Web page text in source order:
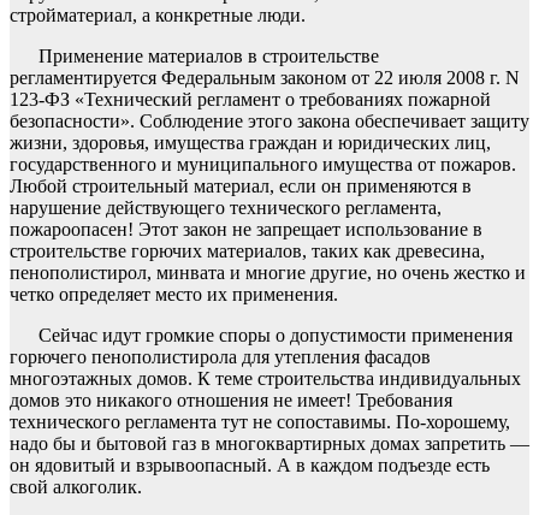
стройматериал, а конкретные люди.
Применение материалов в строительстве
регламентируется Федеральным законом от 22 июля 2008 г. N
123-ФЗ «Технический регламент о требованиях пожарной
безопасности». Соблюдение этого закона обеспечивает защиту
жизни, здоровья, имущества граждан и юридических лиц,
государственного и муниципального имущества от пожаров.
Любой строительный материал, если он применяются в
нарушение действующего технического регламента,
пожароопасен! Этот закон не запрещает использование в
строительстве горючих материалов, таких как древесина,
пенополистирол, минвата и многие другие, но очень жестко и
четко определяет место их применения.
Сейчас идут громкие споры о допустимости применения
горючего пенополистирола для утепления фасадов
многоэтажных домов. К теме строительства индивидуальных
домов это никакого отношения не имеет! Требования
технического регламента тут не сопоставимы. По-хорошему,
надо бы и бытовой газ в многоквартирных домах запретить —
он ядовитый и взрывоопасный. А в каждом подъезде есть
свой алкоголик.